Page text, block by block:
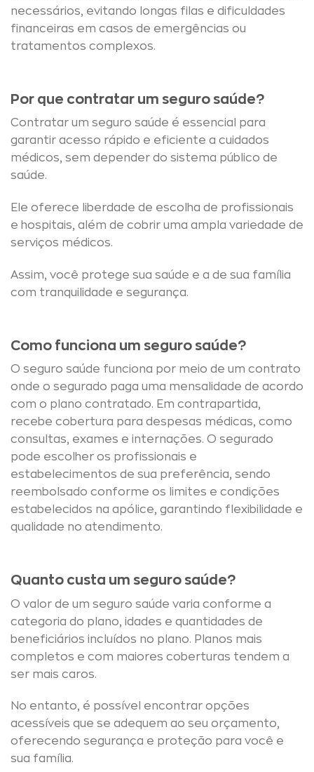
necessários, evitando longas filas e dificuldades
financeiras em casos de emergências ou
tratamentos complexos.
Por que contratar um seguro saúde?
Contratar um seguro saúde é essencial para
garantir acesso rápido e eficiente a cuidados
médicos, sem depender do sistema público de
saúde.
Ele oferece liberdade de escolha de profissionais
e hospitais, além de cobrir uma ampla variedade de
serviços médicos.
Assim, você protege sua saúde e a de sua família
com tranquilidade e segurança.
Como funciona um seguro saúde?
O seguro saúde funciona por meio de um contrato
onde o segurado paga uma mensalidade de acordo
com o plano contratado. Em contrapartida,
recebe cobertura para despesas médicas, como
consultas, exames e internações. O segurado
pode escolher os profissionais e
estabelecimentos de sua preferência, sendo
reembolsado conforme os limites e condições
estabelecidos na apólice, garantindo flexibilidade e
qualidade no atendimento.
Quanto custa um seguro saúde?
O valor de um seguro saúde varia conforme a
categoria do plano, idades e quantidades de
beneficiários incluídos no plano. Planos mais
completos e com maiores coberturas tendem a
ser mais caros.
No entanto, é possível encontrar opções
acessíveis que se adequem ao seu orçamento,
oferecendo segurança e proteção para você e
sua família.